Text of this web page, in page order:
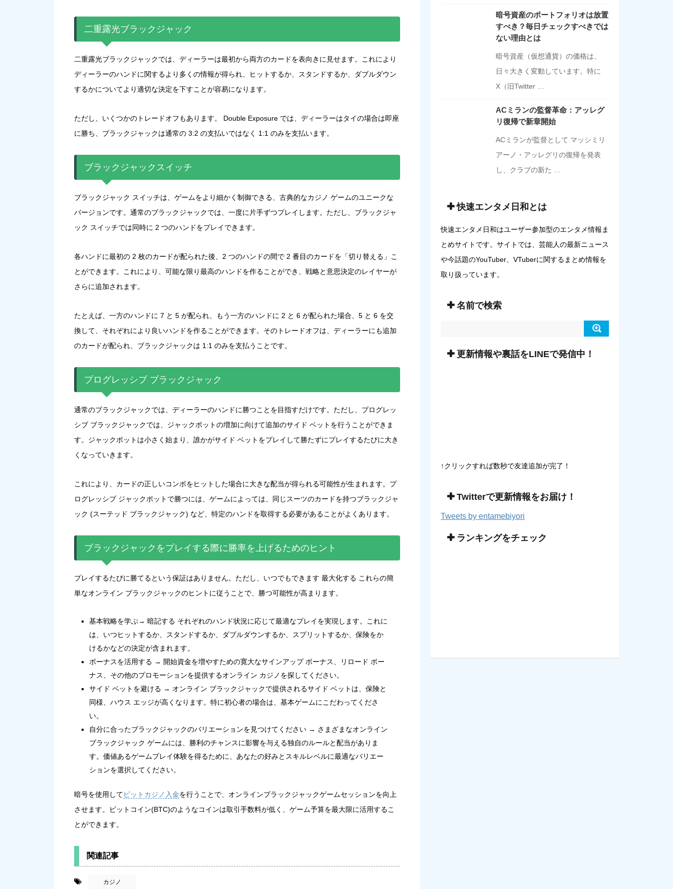
二重露光ブラックジャック
二重露光ブラックジャックでは、ディーラーは最初から両方のカードを表向きに見せます。これにより
ディーラーのハンドに関するより多くの情報が得られ、ヒットするか、スタンドするか、ダブルダウン
するかについてより適切な決定を下すことが容易になります。
ただし、いくつかのトレードオフもあります。 Double Exposure では、ディーラーはタイの場合は即座
に勝ち、ブラックジャックは通常の 3:2 の支払いではなく 1:1 のみを支払います。
ブラックジャックスイッチ
ブラックジャック スイッチは、ゲームをより細かく制御できる、古典的なカジノ ゲームのユニークな
バージョンです。通常のブラックジャックでは、一度に片手ずつプレイします。ただし、ブラックジャ
ック スイッチでは同時に 2 つのハンドをプレイできます。
各ハンドに最初の 2 枚のカードが配られた後、2 つのハンドの間で 2 番目のカードを「切り替える」こ
とができます。これにより、可能な限り最高のハンドを作ることができ、戦略と意思決定のレイヤーが
さらに追加されます。
たとえば、一方のハンドに 7 と 5 が配られ、もう一方のハンドに 2 と 6 が配られた場合、5 と 6 を交
換して、それぞれにより良いハンドを作ることができます。そのトレードオフは、ディーラーにも追加
のカードが配られ、ブラックジャックは 1:1 のみを支払うことです。
プログレッシブ ブラックジャック
通常のブラックジャックでは、ディーラーのハンドに勝つことを目指すだけです。ただし、プログレッ
シブ ブラックジャックでは、ジャックポットの増加に向けて追加のサイド ベットを行うことができま
す。ジャックポットは小さく始まり、誰かがサイド ベットをプレイして勝たずにプレイするたびに大き
くなっていきます。
これにより、カードの正しいコンボをヒットした場合に大きな配当が得られる可能性が生まれます。プ
ログレッシブ ジャックポットで勝つには、ゲームによっては、同じスーツのカードを持つブラックジャ
ック (スーテッド ブラックジャック) など、特定のハンドを取得する必要があることがよくあります。
ブラックジャックをプレイする際に勝率を上げるためのヒント
プレイするたびに勝てるという保証はありません。ただし、いつでもできます 最大化する これらの簡
単なオンライン ブラックジャックのヒントに従うことで、勝つ可能性が高まります。
基本戦略を学ぶ→ 暗記する それぞれのハンド状況に応じて最適なプレイを実現します。これに
は、いつヒットするか、スタンドするか、ダブルダウンするか、スプリットするか、保険をか
けるかなどの決定が含まれます。
ボーナスを活用する → 開始資金を増やすための寛大なサインアップ ボーナス、リロード ボー
ナス、その他のプロモーションを提供するオンライン カジノを探してください。
サイド ベットを避ける → オンライン ブラックジャックで提供されるサイド ベットは、保険と
同様、ハウス エッジが高くなります。特に初心者の場合は、基本ゲームにこだわってくださ
い。
自分に合ったブラックジャックのバリエーションを見つけてください → さまざまなオンライン
ブラックジャック ゲームには、勝利のチャンスに影響を与える独自のルールと配当がありま
す。価値あるゲームプレイ体験を得るために、あなたの好みとスキルレベルに最適なバリエー
ションを選択してください。
暗号を使用してビットカジノ入金を行うことで、オンラインブラックジャックゲームセッションを向上
させます。ビットコイン(BTC)のようなコインは取引手数料が低く、ゲーム予算を最大限に活用するこ
とができます。
関連記事
カジノ
暗号資産のポートフォリオは放置
すべき？毎日チェックすべきでは
ない理由とは
暗号資産（仮想通貨）の価格は、
日々大きく変動しています。特に
X（旧Twitter …
ACミランの監督革命：アッレグ
リ復帰で新章開始
ACミランが監督として マッシミリ
アーノ・アッレグリの復帰を発表
し、クラブの新た …
快速エンタメ日和とは
快速エンタメ日和はユーザー参加型のエンタメ情報ま
とめサイトです。サイトでは、芸能人の最新ニュース
や今話題のYouTuber、VTuberに関するまとめ情報を
取り扱っています。
名前で検索
更新情報や裏話をLINEで発信中！
↑クリックすれば数秒で友達追加が完了！
Twitterで更新情報をお届け！
Tweets by entamebiyori
ランキングをチェック